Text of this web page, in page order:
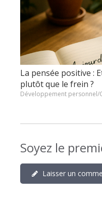
La pensée positive :
plutôt que le frein ?
Développement personnel/
Soyez le
Laisser un